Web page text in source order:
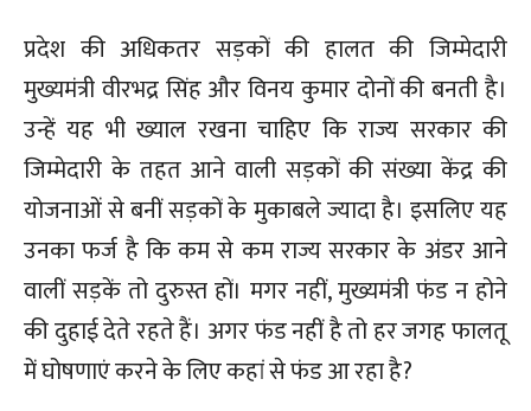
प्रदेश की अधिकतर सड़कों की हालत की जिम्मेदारी
मुख्यमंत्री वीरभद्र सिंह और विनय कुमार दोनों की बनती है।
उन्हें यह भी ख्याल रखना चाहिए कि राज्य सरकार की
जिम्मेदारी के तहत आने वाली सड़कों की संख्या केंद्र की
योजनाओं से बनीं सड़कों के मुकाबले ज्यादा है। इसलिए यह
उनका फर्ज है कि कम से कम राज्य सरकार के अंडर आने
वालीं सड़कें तो दुरुस्त हों। मगर नहीं, मुख्यमंत्री फंड न होने
की दुहाई देते रहते हैं। अगर फंड नहीं है तो हर जगह फालतू
में घोषणाएं करने के लिए कहां से फंड आ रहा है?